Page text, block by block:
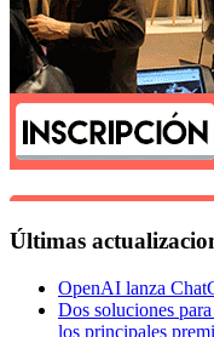
Últimas
OpenAI lanza
Dos soluciones
los principales